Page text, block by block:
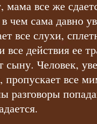
мама все же
в чем сама давно
все слухи,
все действия ее
сыну. Человек,
все
разговоры